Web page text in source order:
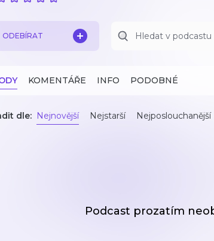
ODEBÍRAT
KOMENTÁŘE INFO PODOBNÉ
dle: Nejnovější Nejstarší Nejposlouchanější
Podcast prozatím